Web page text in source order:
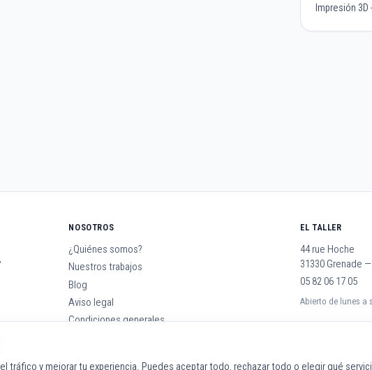
Impresión
NOSOTROS
¿Quiénes somos?
Nuestros trabajos
Blog
Aviso legal
Condiciones generales
EL TALLER
44 rue Hoche
31330 Grenade
05 82 06 17 05
Abierto de lunes a
tráfico y mejorar tu experiencia. Puedes aceptar todo, rechazar todo o elegir qué